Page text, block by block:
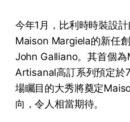
今年1月，比利時時裝設
Maison Margiela的新任
John Galliano。其首個
Artisanal高訂系列預定於
場矚目的大秀將奠定
向，令人相當期待。